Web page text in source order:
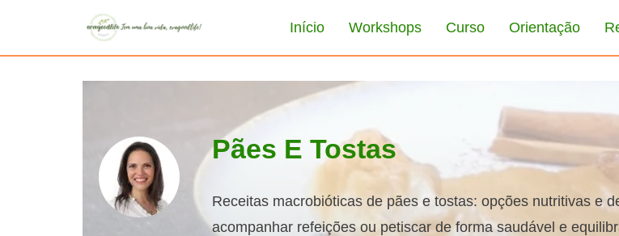
Início Workshops Curso Orientação
Pães E Tostas
Receitas macrobióticas de pães e tostas: opções nutritivas e
acompanhar refeições ou petiscar de forma saudável e